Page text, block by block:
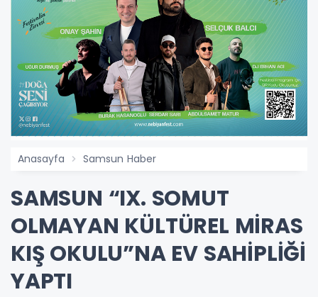
Anasayfa Samsun Haber
SAMSUN “IX. SOMUT
OLMAYAN KÜLTÜREL MİRAS
KIŞ OKULU”NA EV SAHİPLİĞİ
YAPTI